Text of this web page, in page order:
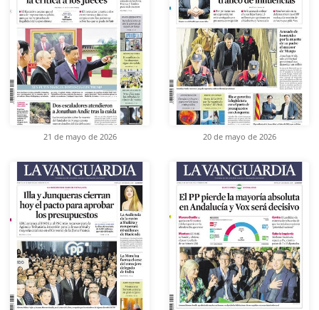
21 de mayo de 2026 20 de mayo de 2026